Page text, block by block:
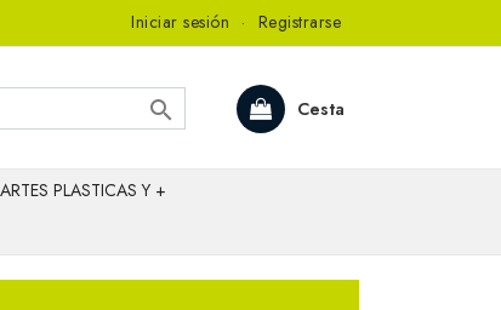
Iniciar sesión · Registrarse
Cesta

PLASTICAS Y +